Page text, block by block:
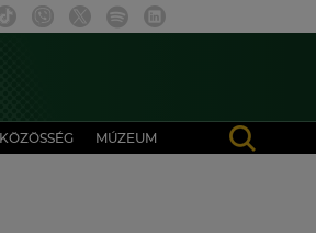
KÖZÖSSÉG MÚZEUM